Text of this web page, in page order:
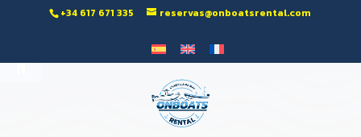
Abrir barra de herramientas
‭+34 617 671 335‬ reservas@onboatsrental.com